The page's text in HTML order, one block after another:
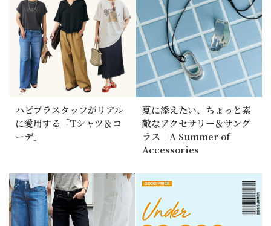
ハピプラスタッフがリアル
に愛用する「Tシャツ＆コ
ーデ」
夏に添えたい、ちょっと素
敵なアクセサリー＆サング
ラス｜A Summer of
Accessories